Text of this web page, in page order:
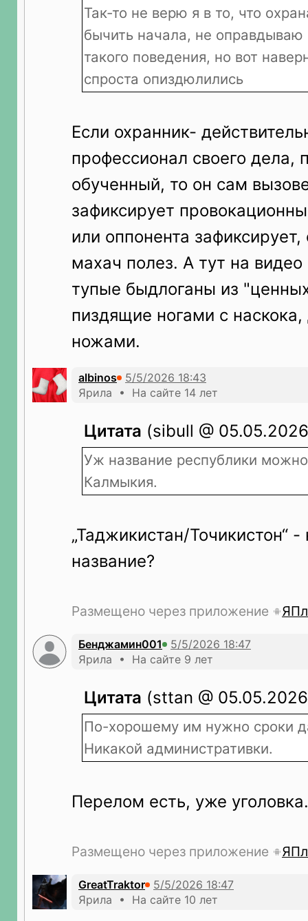
Так-то не верю я в то, что
бычить начала, не оправдываю
такого поведения, но вот
спроста опиздюлились
Если охранник-
профессионал своего дела,
обученный, то он сам
зафиксирует
или оппонента
махач полез. А тут на
тупые быдлоганы из
пиздящие ногами с
ножами.
albinos
Ярила • На сайте 14 лет
Цитата (sibull @
Уж название республики
Калмыкия.
„Таджикистан/Точикистон“ -
название?
Размещено через приложение
Бенджамин001
Ярила • На сайте 9 лет
Цитата (sttan @
По-хорошему им нужно сроки
Никакой административки.
Перелом есть, уже уголовка.
Размещено через приложение
GreatTraktor
Ярила • На сайте 10 лет